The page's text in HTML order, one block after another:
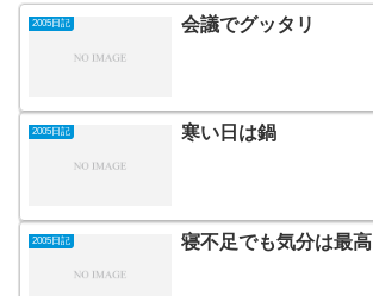
2005日記 会議でグッタリ
2005日記 寒い日は鍋
2005日記 寝不足でも気分は最高